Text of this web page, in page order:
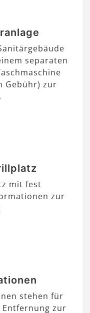
separaten
Gebühr) zur
mit fest
zur
stehen für
Entfernung zur